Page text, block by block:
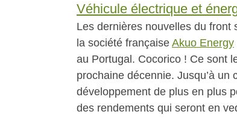
Véhicule électrique et
Les dernières nouvelles du front
la société française Akuo Energy
au Portugal. Cocorico ! Ce sont
prochaine décennie. Jusqu’à
développement de plus en plus
des rendements qui seront en